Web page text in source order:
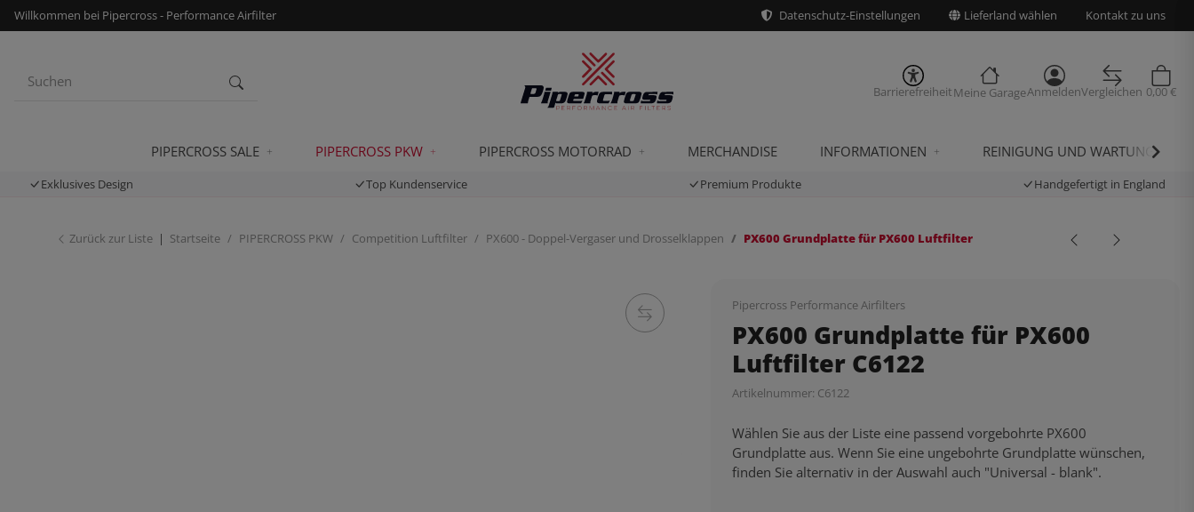
Willkommen bei Pipercross - Performance Airfilter Datenschutz-Einstellungen Lieferland wählen Kontakt zu uns
BarrierefreiheitMeine GarageAnmeldenVergleichen 0,00 €
PIPERCROSS SALE PIPERCROSS PKW PIPERCROSS MOTORRAD MERCHANDISE INFORMATIONEN REINIGUNG UND WARTUNG
Exklusives Design Top Kundenservice Premium Produkte Handgefertigt in England
Zurück zur Liste Startseite PIPERCROSS PKW Competition Luftfilter PX600 - Doppel-Vergaser und Drosselklappen PX600 Grundplatte für PX600 Luftfilter
Pipercross Performance Airfilters
PX600 Grundplatte für PX600
Luftfilter C6122
Artikelnummer: C6122
Wählen Sie aus der Liste eine passend vorgebohrte PX600
Grundplatte aus. Wenn Sie eine ungebohrte Grundplatte wünschen,
finden Sie alternativ in der Auswahl auch "Universal - blank".